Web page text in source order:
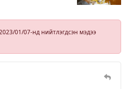
01/07-нд нийтлэгдсэн мэдээ